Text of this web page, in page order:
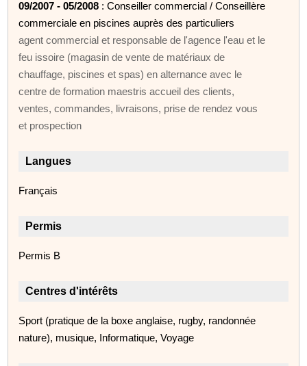
09/2007 - 05/2008 : Conseiller commercial / Conseillère
commerciale en piscines auprès des particuliers
agent commercial et responsable de l'agence l'eau et le
feu issoire (magasin de vente de matériaux de
chauffage, piscines et spas) en alternance avec le
centre de formation maestris accueil des clients,
ventes, commandes, livraisons, prise de rendez vous
et prospection
Langues
Français
Permis
Permis B
Centres d'intérêts
Sport (pratique de la boxe anglaise, rugby, randonnée
nature), musique, Informatique, Voyage